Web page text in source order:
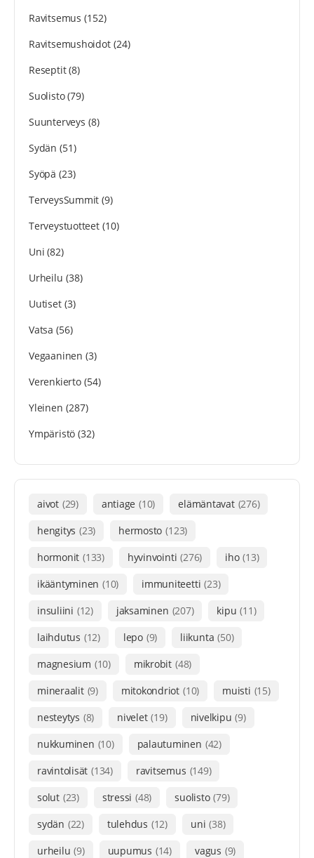
Ravitsemus (152)
Ravitsemushoidot(24)
Reseptit(8)
Suolisto(79)
Suunterveys (8)
Sydän (51)
Syöpä (23)
TerveysSummit (9)
Terveystuotteet(10)
Uni (82)
Urheilu (38)
Uutiset(3)
Vatsa (56)
Vegaaninen (3)
Verenkierto(54)
Yleinen (287)
Ympäristö (32)
aivot (29) antiage (10) elämäntavat (276)
hengitys (23) hermosto (123)
hormonit (133) hyvinvointi (276) iho (13)
ikääntyminen (10) immuniteetti (23)
insuliini (12) jaksaminen (207) kipu (11)
laihdutus (12) lepo (9) liikunta (50)
magnesium (10) mikrobit (48)
mineraalit (9) mitokondriot (10) muisti (15)
nesteytys (8) nivelet (19) nivelkipu (9)
nukkuminen (10) palautuminen (42)
ravintolisät (134) ravitsemus (149)
solut (23) stressi (48) suolisto (79)
sydän (22) tulehdus (12) uni (38)
urheilu (9) uupumus (14) vagus (9)